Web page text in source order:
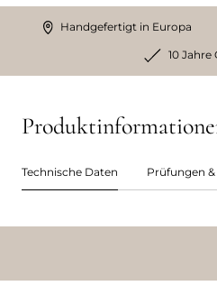
Handgefertigt in Europa
10 Jahre
Technische Daten Prüfungen